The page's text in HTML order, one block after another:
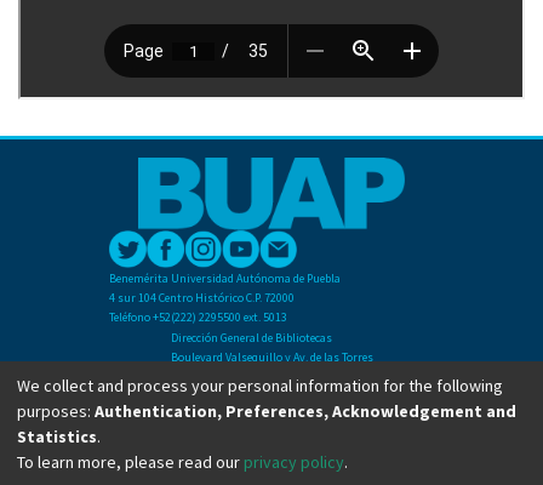
Benemérita Universidad Autónoma de Puebla
4 sur 104 Centro Histórico C.P. 72000
Teléfono +52(222) 2295500 ext. 5013
Dirección General de Bibliotecas
Boulevard Valsequillo y Av. de las Torres
Ciudad Universitaria. Col. San Manuel
C.P. 72570
Teléfono +52 (222) 2295500 Ext 2901
We collect and process your personal information for the following
purposes: Authentication, Preferences, Acknowledgement and
Statistics.
To learn more, please read our privacy policy.